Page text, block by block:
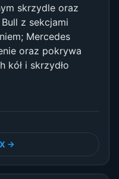
skrzydle oraz
z sekcjami
Mercedes
oraz pokrywa
kół i skrzydło
→